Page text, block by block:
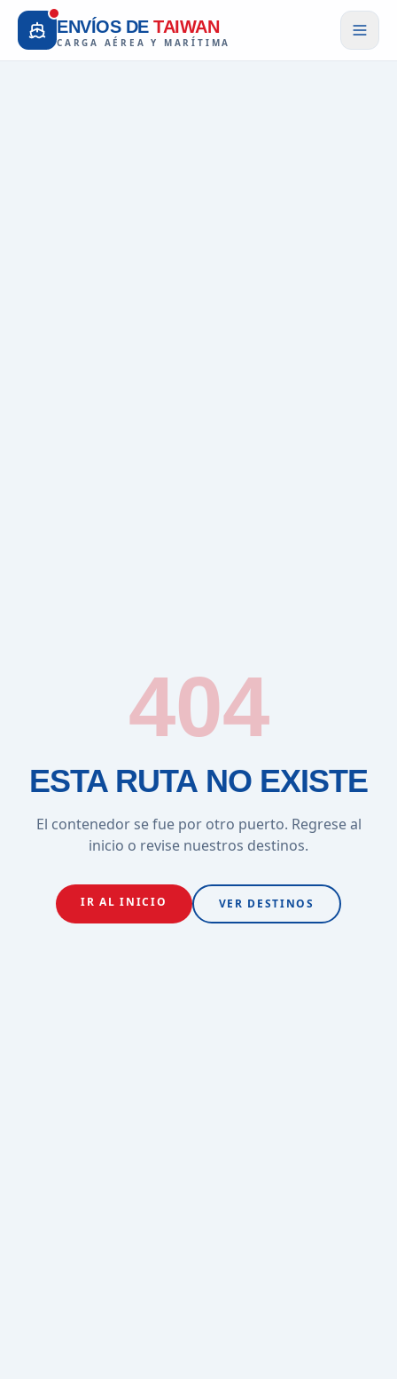
ENVÍOS DE TAIWAN
CARGA AÉREA Y MARÍTIMA
404
ESTA RUTA NO EXISTE
El contenedor se fue por otro puerto. Regrese al
inicio o revise nuestros destinos.
IR AL INICIO VER DESTINOS